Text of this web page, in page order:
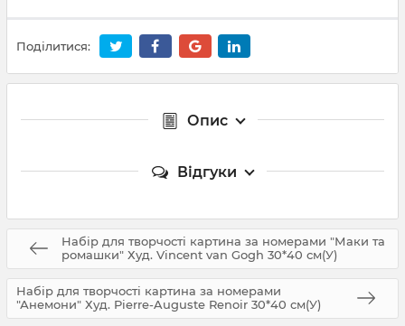
Поділитися:
Опис
Відгуки
Набір для творчості картина за номерами "Маки та
ромашки" Худ. Vincent van Gogh 30*40 см(У)
Набір для творчості картина за номерами
"Анемони" Худ. Pierre-Auguste Renoir 30*40 см(У)